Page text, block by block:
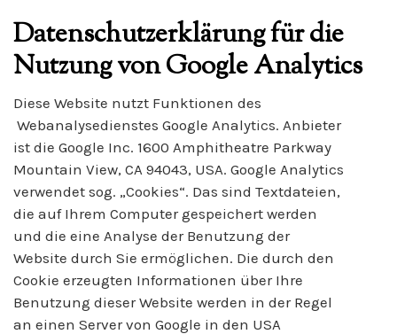
Datenschutzerklärung für die
Nutzung von Google Analytics
Diese Website nutzt Funktionen des
Webanalysedienstes Google Analytics. Anbieter
ist die Google Inc. 1600 Amphitheatre Parkway
Mountain View, CA 94043, USA. Google Analytics
verwendet sog. „Cookies“. Das sind Textdateien,
die auf Ihrem Computer gespeichert werden
und die eine Analyse der Benutzung der
Website durch Sie ermöglichen. Die durch den
Cookie erzeugten Informationen über Ihre
Benutzung dieser Website werden in der Regel
an einen Server von Google in den USA